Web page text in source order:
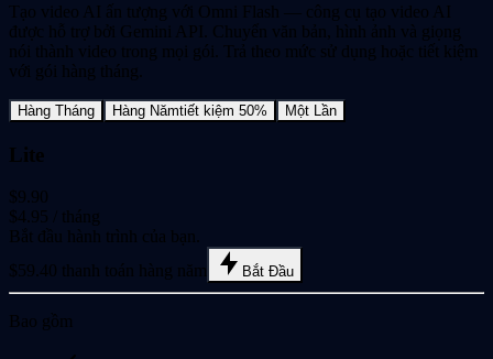
Tạo video AI ấn tượng với Omni Flash — công cụ tạo video AI
được hỗ trợ bởi Gemini API. Chuyển văn bản, hình ảnh và giọng
nói thành video trong mọi gói. Trả theo mức sử dụng hoặc tiết kiệm
với gói hàng tháng.
Hàng Tháng Hàng Nămtiết kiệm 50% Một Lần
Lite
$9.90
$4.95
/ tháng
Bắt đầu hành trình của bạn.
$59.40 thanh toán hàng năm
Bắt Đầu
Bao gồm